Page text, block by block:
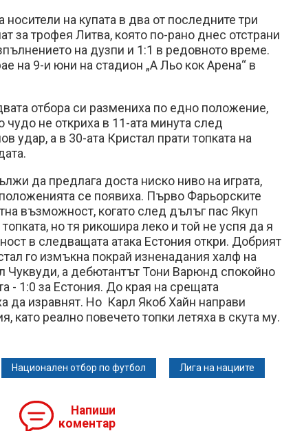
носители на купата в два от последните три
за трофея Литва, която по-рано днес отстрани
на дузпи и 1:1 в редовното време.
на 9-и юни на стадион „А Льо кок Арена“ в
отбора си размениха по едно положение,
чудо не откриха в 11-ата минута след
удар, а в 30-ата Кристал прати топката на
да предлага доста ниско ниво на играта,
се появиха. Първо Фарьорските
възможност, когато след дълъг пас Якуп
но тя рикошира леко и той не успя да я
в следващата атака Естония откри. Добрият
го измъкна покрай изненадания халф на
Чуквуди, а дебютантът Тони Варюнд спокойно
- 1:0 за Естония. До края на срещата
да изравнят. Но Карл Якоб Хайн направи
като реално повечето топки летяха в скута му.
Национален отбор по футбол Лига на нациите
Напиши
коментар